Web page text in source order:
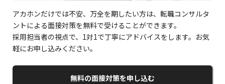
アカホンだけでは不安、万全を期したい方は、転職コンサルタ
ントによる面接対策を無料で受けることができます。
採用担当者の視点で、1対1で丁寧にアドバイスをします。お気
軽にお申し込みください。
無料の面接対策を申し込む